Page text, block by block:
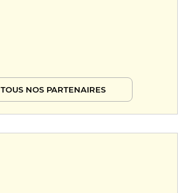
TOUS NOS PARTENAIRES